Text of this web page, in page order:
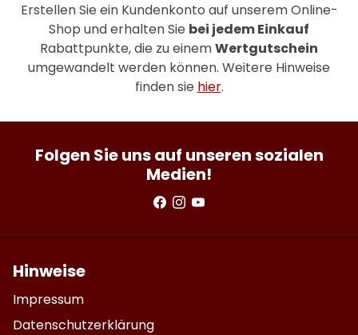
Erstellen Sie ein Kundenkonto auf unserem Online-
Shop und erhalten Sie bei jedem Einkauf
Rabattpunkte, die zu einemWertgutschein
umgewandelt werden können. Weitere Hinweise
finden sie hier.
Folgen Sie uns auf unseren sozialen
Medien!
Hinweise
Impressum
Datenschutzerklärung